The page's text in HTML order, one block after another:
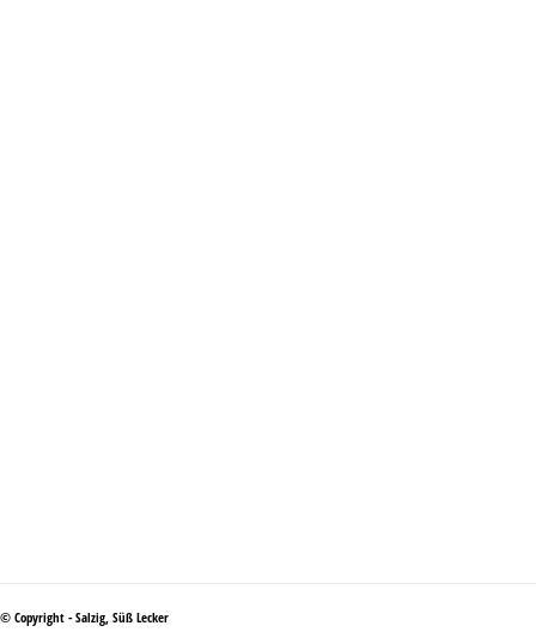
© Copyright - Salzig, Süß Lecker